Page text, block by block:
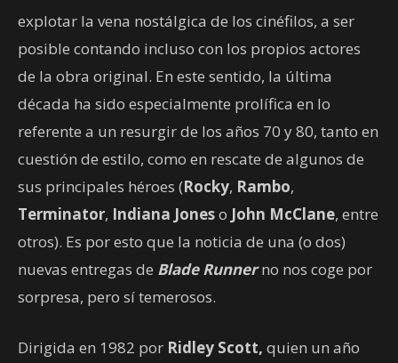
explotar la vena nostálgica de los cinéfilos, a ser
posible contando incluso con los propios actores
de la obra original. En este sentido, la última
década ha sido especialmente prolífica en lo
referente a un resurgir de los años 70 y 80, tanto en
cuestión de estilo, como en rescate de algunos de
sus principales héroes (Rocky, Rambo,
Terminator, Indiana Joneso John McClane, entre
otros). Es por esto que la noticia de una (o dos)
nuevas entregas de Blade Runnerno nos coge por
sorpresa, pero sí temerosos.
Dirigida en 1982 por Ridley Scott, quien un año